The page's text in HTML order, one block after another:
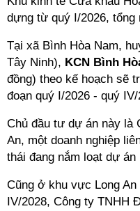
dựng từ quý I/2026,
Tại xã Bình Hòa Nam,
Tây Ninh), KCN Bình
đồng) theo kế hoạch sẽ
đoạn quý I/2026 - quý IV/
Chủ đầu tư dự án này là
An, một doanh nghiệp
thái đang nắm loạt dự
Cũng ở khu vực Long
IV/2028, Công ty TNHH